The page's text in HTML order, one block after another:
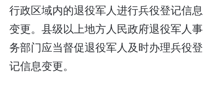
行政区域内的退役军人进行兵役登记信息
变更。县级以上地方人民政府退役军人事
务部门应当督促退役军人及时办理兵役登
记信息变更。